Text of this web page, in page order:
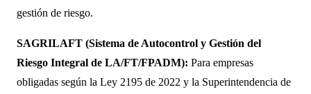
gestión de riesgo.
SAGRILAFT (Sistema de Autocontrol y Gestión del
Riesgo Integral de LA/FT/FPADM): Para empresas
obligadas según la Ley 2195 de 2022 y la Superintendencia de